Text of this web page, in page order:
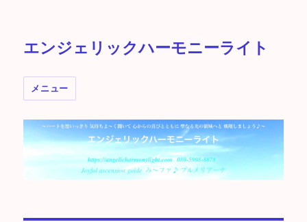
エンジェリックハーモニーライト
メニュー